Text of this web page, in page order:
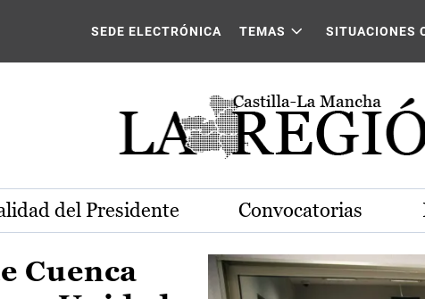
de Castilla-La Mancha
SEDE ELECTRÓNICA TEMAS SITUACIONES
del Presidente Convocatorias
Cuenca